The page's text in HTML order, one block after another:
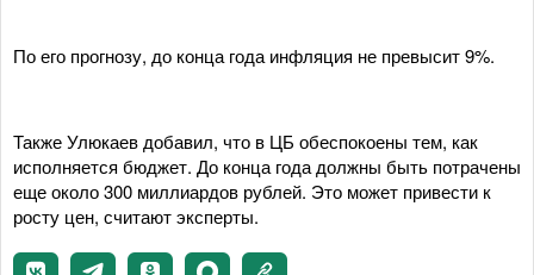
По его прогнозу, до конца года инфляция не превысит 9%.
Также Улюкаев добавил, что в ЦБ обеспокоены тем, как
исполняется бюджет. До конца года должны быть потрачены
еще около 300 миллиардов рублей. Это может привести к
росту цен, считают эксперты.